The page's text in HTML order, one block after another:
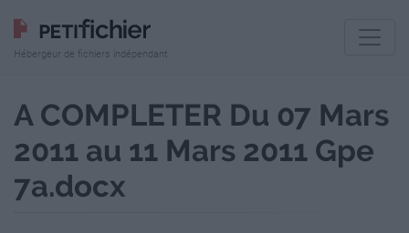
Hébergeur de fichiers indépendant
A COMPLETER Du 07 Mars
2011 au 11 Mars 2011 Gpe
7a.docx